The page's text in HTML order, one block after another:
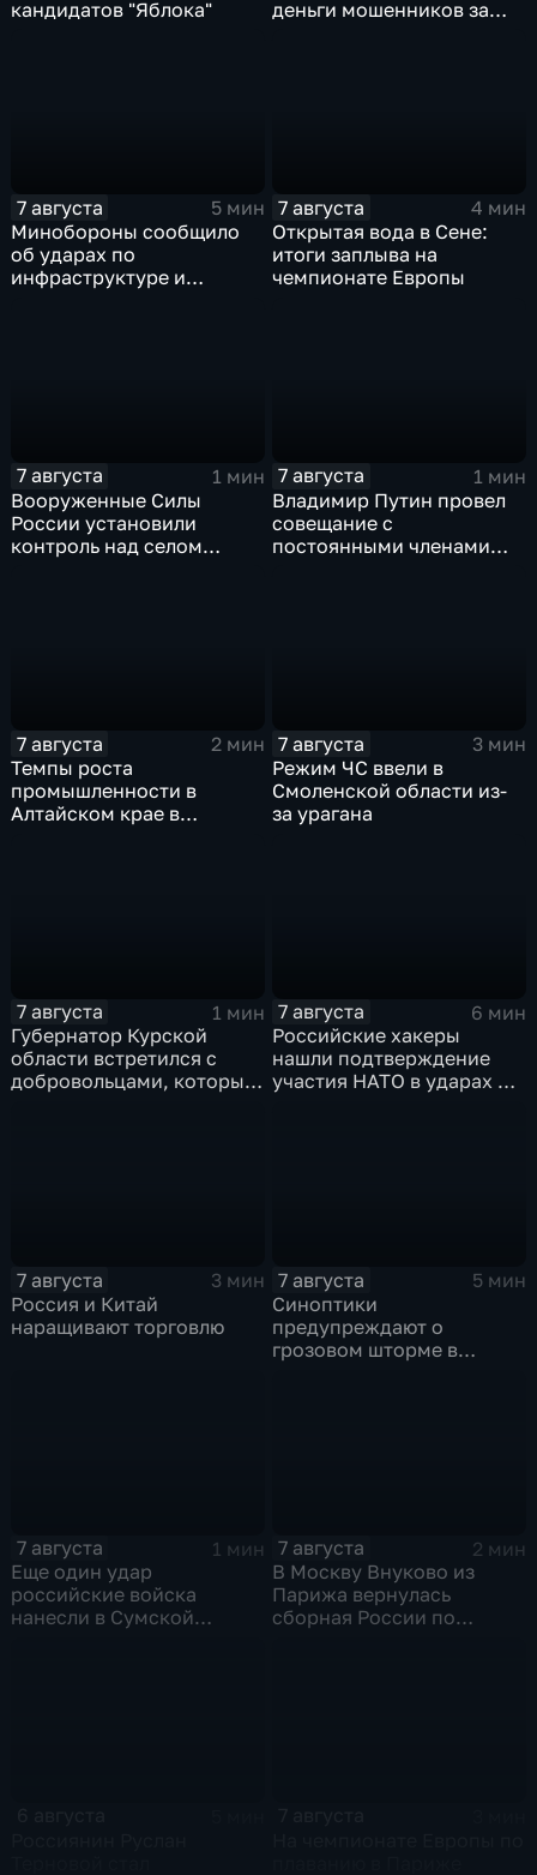
кандидатов "Яблока"
деньги мошенников за
7 августа
5 мин
Минобороны сообщило
об ударах по
инфраструктуре и
7 августа
4 мин
Открытая вода в Сене:
итоги заплыва на
чемпионате Европы
7 августа
1 мин
Вооруженные Силы
России установили
контроль над селом
7 августа
1 мин
Владимир Путин провел
совещание с
постоянными членами
7 августа
2 мин
Темпы роста
промышленности в
Алтайском крае в
7 августа
3 мин
Режим ЧС ввели в
Смоленской области из-
за урагана
7 августа
1 мин
Губернатор Курской
области встретился с
добровольцами, которые
7 августа
6 мин
Российские хакеры
нашли подтверждение
участия НАТО в ударах по
7 августа
3 мин
Россия и Китай
наращивают торговлю
7 августа
5 мин
Синоптики
предупреждают о
грозовом шторме в
7 августа
1 мин
Еще один удар
российские войска
нанесли в Сумской
7 августа
2 мин
В Москву Внуково из
Парижа вернулась
сборная России по